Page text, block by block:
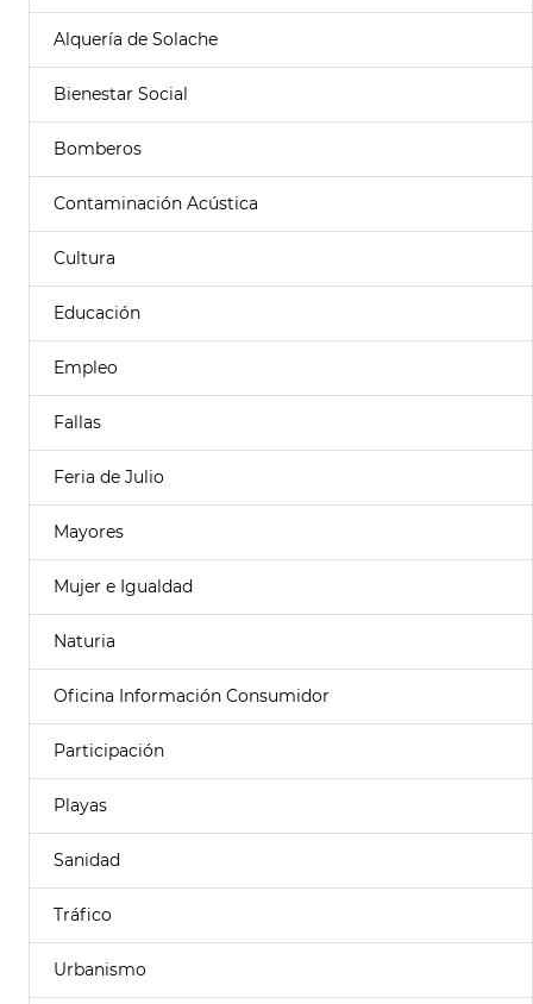
Alquería de Solache
Bienestar Social
Bomberos
Contaminación Acústica
Cultura
Educación
Empleo
Fallas
Feria de Julio
Mayores
Mujer e Igualdad
Naturia
Oficina Información Consumidor
Participación
Playas
Sanidad
Tráfico
Urbanismo